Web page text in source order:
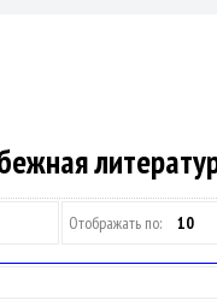
Отображать по: 10